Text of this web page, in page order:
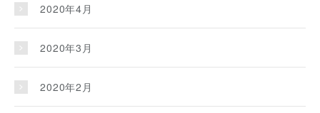
2020年4月
2020年3月
2020年2月